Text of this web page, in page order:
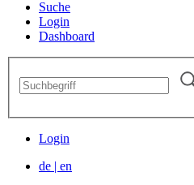
Suche
Login
Dashboard
Login
de | en